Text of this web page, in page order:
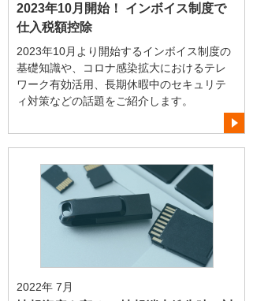
2023年10月開始！ インボイス制度で
仕入税額控除
2023年10月より開始するインボイス制度の
基礎知識や、コロナ感染拡大におけるテレ
ワーク有効活用、長期休暇中のセキュリテ
ィ対策などの話題をご紹介します。
2022年 7月